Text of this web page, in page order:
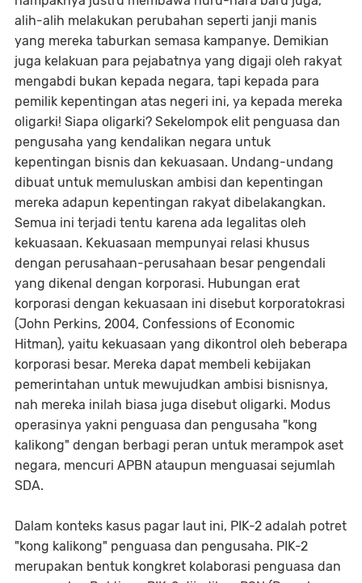
alih-alih melakukan perubahan seperti janji manis
yang mereka taburkan semasa kampanye. Demikian
juga kelakuan para pejabatnya yang digaji oleh rakyat
mengabdi bukan kepada negara, tapi kepada para
pemilik kepentingan atas negeri ini, ya kepada mereka
oligarki! Siapa oligarki? Sekelompok elit penguasa dan
pengusaha yang kendalikan negara untuk
kepentingan bisnis dan kekuasaan. Undang-undang
dibuat untuk memuluskan ambisi dan kepentingan
mereka adapun kepentingan rakyat dibelakangkan.
Semua ini terjadi tentu karena ada legalitas oleh
kekuasaan. Kekuasaan mempunyai relasi khusus
dengan perusahaan-perusahaan besar pengendali
yang dikenal dengan korporasi. Hubungan erat
korporasi dengan kekuasaan ini disebut korporatokrasi
(John Perkins, 2004, Confessions of Economic
Hitman), yaitu kekuasaan yang dikontrol oleh beberapa
korporasi besar. Mereka dapat membeli kebijakan
pemerintahan untuk mewujudkan ambisi bisnisnya,
nah mereka inilah biasa juga disebut oligarki. Modus
operasinya yakni penguasa dan pengusaha "kong
kalikong" dengan berbagi peran untuk merampok aset
negara, mencuri APBN ataupun menguasai sejumlah
SDA.
Dalam konteks kasus pagar laut ini, PIK-2 adalah potret
"kong kalikong" penguasa dan pengusaha. PIK-2
merupakan bentuk kongkret kolaborasi penguasa dan